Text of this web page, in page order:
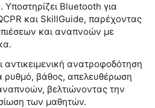
Bluetooth για
και SkillGuide, παρέχοντας
και αναπνοών με
αντικειμενική ανατροφοδότηση
ρυθμό, βάθος, απελευθέρωση
βελτιώνοντας την
των μαθητών.